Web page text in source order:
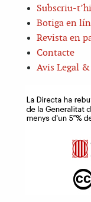
Subscriu-t’hi
Botiga en
Revista en
Contacte
Avis Legal